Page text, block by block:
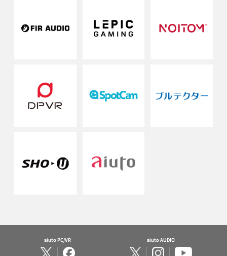
aiuto PC/VR aiuto AUDIO